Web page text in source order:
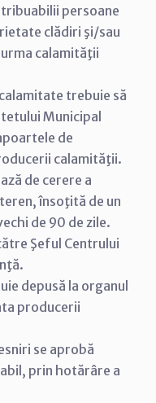
persoane
clădiri şi/sau
calamităţii
trebuie să
Municipal
de
calamităţii.
de cerere a
însoţită de un
de 90 de zile.
Şeful Centrului
depusă la organul
producerii
se aprobă
prin hotărâre a